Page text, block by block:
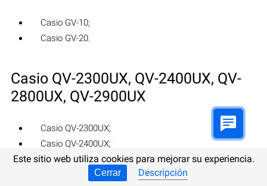
Casio GV-10;
Casio GV-20.
Casio QV-2300UX, QV-2400UX, QV-
2800UX, QV-2900UX
Casio QV-2300UX;
Casio QV-2400UX;
Casio QV-2800UX;
Casio QV-2900UX.
Este sitio web utiliza cookies para mejorar su experiencia.
Cerrar Descripción